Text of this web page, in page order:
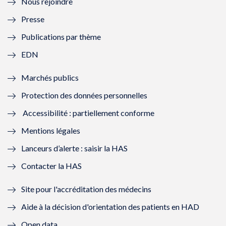
l
f
n
ê
t
r
e
)
e
n
ê
r
)
ê
t
e
ê
)
Presse
Publications par thème
EDN
Marchés publics
Protection des données personnelles
Accessibilité : partiellement conforme
Mentions légales
Lanceurs d’alerte : saisir la HAS
Contacter la HAS
Site pour l'accréditation des médecins
Aide à la décision d'orientation des patients en HAD